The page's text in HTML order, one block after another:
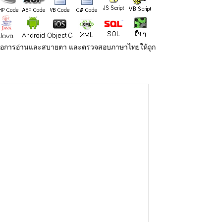
ารอ่านและสบายตา และตรวจสอบภาษาไทยให้ถูก